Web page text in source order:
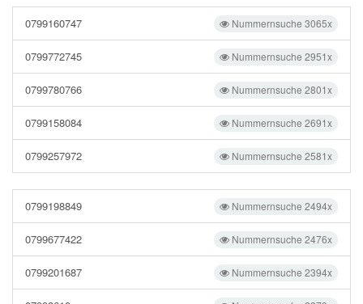
Nummernsuche 3065x
0799160747
Nummernsuche 2951x
0799772745
Nummernsuche 2801x
0799780766
Nummernsuche 2691x
0799158084
Nummernsuche 2581x
0799257972
Nummernsuche 2494x
0799198849
Nummernsuche 2476x
0799677422
Nummernsuche 2394x
0799201687